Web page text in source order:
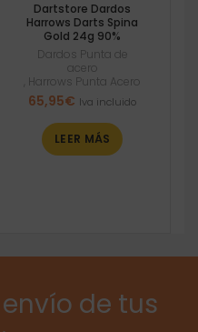
Dartstore Dardos
Harrows Darts Spina
Gold 24g 90%
Dardos Punta de
acero
Harrows Punta Acero
65,95€ Iva incluido
LEER MÁS
de tus